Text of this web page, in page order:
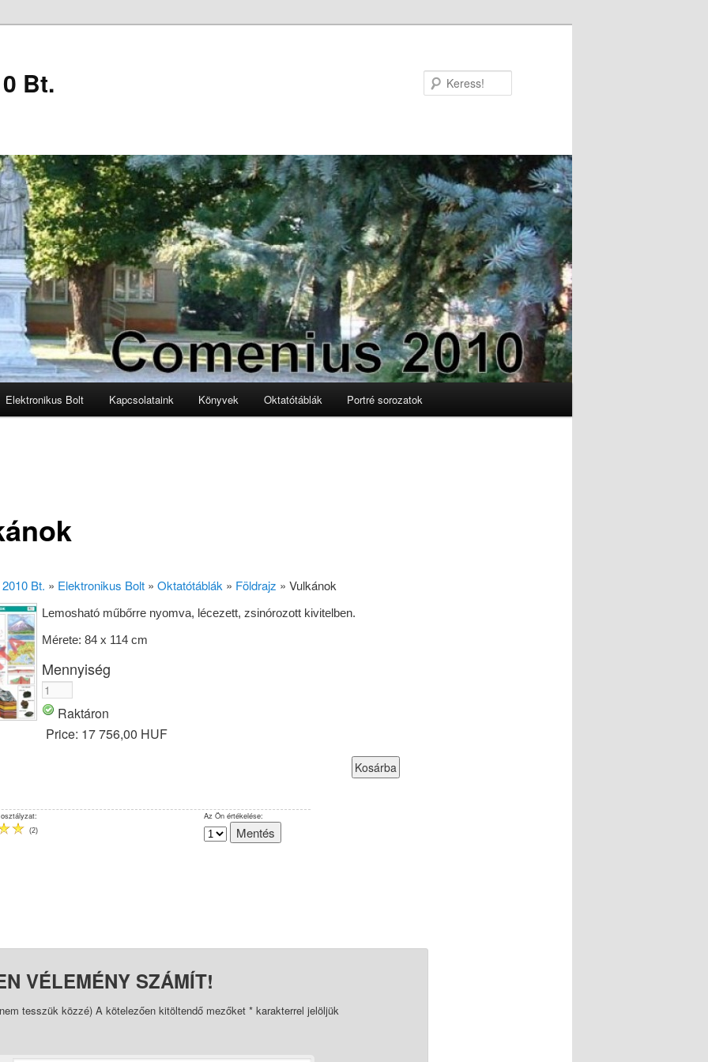
Bt.
Elektronikus Bolt Kapcsolataink Könyvek Oktatótáblák Portré sorozatok
Bt. » Elektronikus Bolt» Oktatótáblák » Földrajz » Vulkánok
Lemosható műbőrre nyomva, lécezett, zsinórozott kivitelben.
Mérete: 84 x 114 cm
Mennyiség
Raktáron
Price: 17 756,00 HUF
(2)
Az Ön értékelése:
VÉLEMÉNY SZÁMÍT!
tesszük közzé) A kötelezően kitöltendő mezőket *karakterrel jelöljük